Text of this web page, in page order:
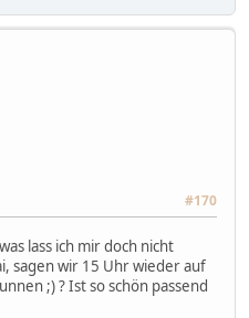
#170
lass ich mir doch nicht
sagen wir 15 Uhr wieder auf
;) ? Ist so schön passend